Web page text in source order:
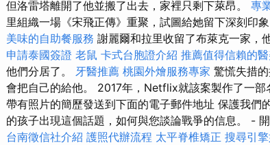
但洛雷塔離開了他並搬了出去，家裡只剩下萊昂。 專
里組織一場《宋飛正傳》重聚，試圖給她留下深刻印
美味的自助餐服務 謝麗爾和拉里收留了布萊克一家，
申請泰國簽證 老鼠 卡式台胞證介紹 推薦值得信賴的
他們分居了。 牙醫推薦 桃園外燴服務專家 驚慌失措
會把自己的給他。 2017年，Netflix就該案製作了一
帶有照片的簡歷發送到下面的電子郵件地址 保護我們
的孩子出現這個話題，如何與您談論戰爭的信息。 -
台南徵信社介紹 護照代辦流程 太平脊椎矯正 搜尋引